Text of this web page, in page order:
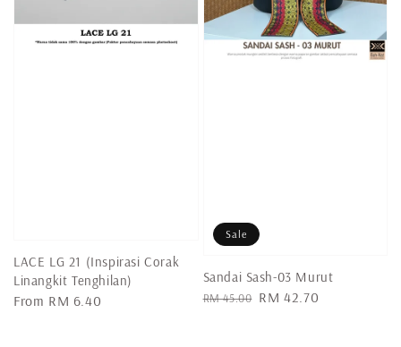
LACE LG 21 (Inspirasi Corak
Linangkit Tenghilan)
Regular
From RM 6.40
Sale
Sandai Sash-03 Murut
Regular
RM 45.00 Sale
RM 42.70